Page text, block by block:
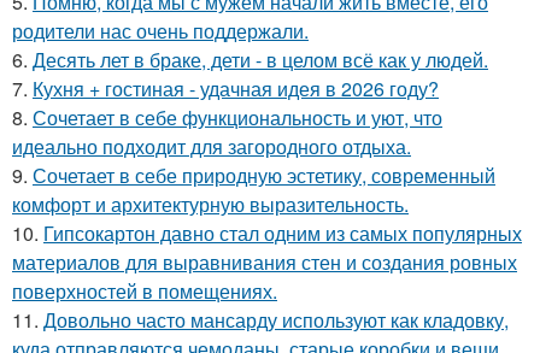
родители нас очень поддержали.
6. Десять лет в браке, дети - в целом всё как у людей.
7. Кухня + гостиная - удачная идея в 2026 году?
8. Сочетает в себе функциональность и уют, что
идеально подходит для загородного отдыха.
9. Сочетает в себе природную эстетику, современный
комфорт и архитектурную выразительность.
10. Гипсокартон давно стал одним из самых популярных
материалов для выравнивания стен и создания ровных
поверхностей в помещениях.
11. Довольно часто мансарду используют как кладовку,